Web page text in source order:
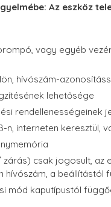
Az eszköz
vagy egyéb
hívószám-
lehetősége
rendellenességeinek
n, interneten keresztül,
csak jogosult, az
hívószám, a beállítástól
mód kaputípustól